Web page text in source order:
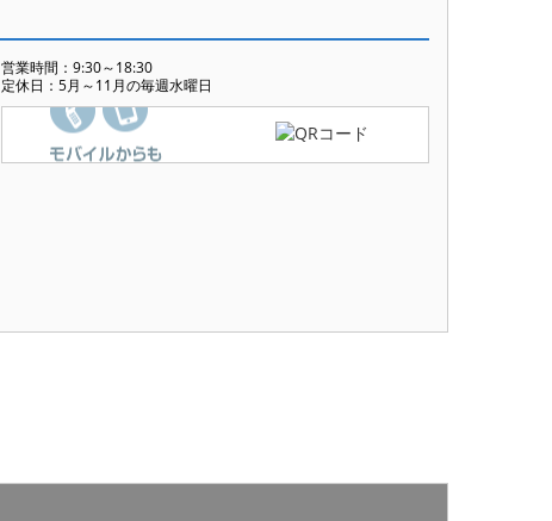
営業時間：9:30～18:30
定休日：5月～11月の毎週水曜日